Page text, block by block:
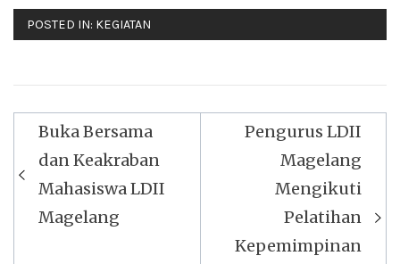
POSTED IN: KEGIATAN
Navigasi
pos
Buka Bersama
dan Keakraban
Mahasiswa LDII
Magelang
Pengurus LDII
Magelang
Mengikuti
Pelatihan
Kepemimpinan